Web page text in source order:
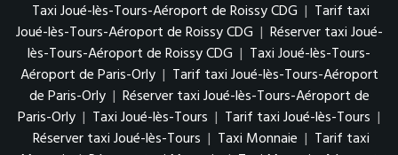
Taxi Joué-lès-Tours-Aéroport de Roissy CDG | Tarif taxi
Joué-lès-Tours-Aéroport de Roissy CDG | Réserver taxi Joué-
lès-Tours-Aéroport de Roissy CDG | Taxi Joué-lès-Tours-
Aéroport de Paris-Orly | Tarif taxi Joué-lès-Tours-Aéroport
de Paris-Orly | Réserver taxi Joué-lès-Tours-Aéroport de
Paris-Orly | Taxi Joué-lès-Tours | Tarif taxi Joué-lès-Tours |
Réserver taxi Joué-lès-Tours | Taxi Monnaie | Tarif taxi